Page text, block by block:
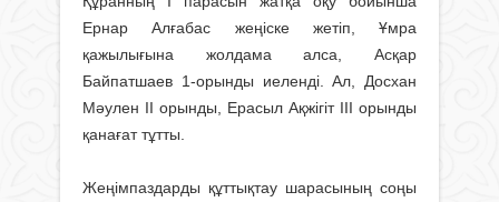
Ернар Алғабас жеңіске жетіп, Ұмра
қажылығына жолдама алса, Асқар
Байпатшаев 1-орынды иеленді. Ал, Досхан
Мәулен ІІ орынды, Ерасыл Ақжігіт ІІІ орынды
қанағат тұтты.
Жеңімпаздарды құттықтау шарасының соңы